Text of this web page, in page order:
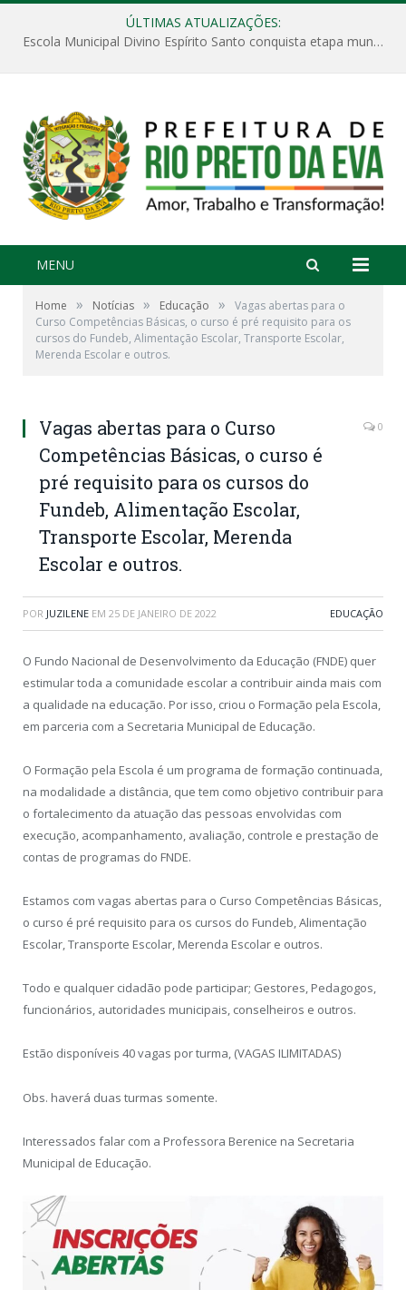
ÚLTIMAS ATUALIZAÇÕES:
Escola Municipal Divino Espírito Santo conquista etapa municipal da V Feira Amazonense de Matemática
MENU
Home » Notícias » Educação »
Vagas abertas para o
Curso Competências Básicas, o curso é pré requisito para os
cursos do Fundeb, Alimentação Escolar, Transporte Escolar,
Merenda Escolar e outros.
Vagas abertas para o Curso
Competências Básicas, o curso é
pré requisito para os cursos do
Fundeb, Alimentação Escolar,
Transporte Escolar, Merenda
Escolar e outros.
0
POR JUZILENE EM 25 DE JANEIRO DE 2022 EDUCAÇÃO
O Fundo Nacional de Desenvolvimento da Educação (FNDE) quer
estimular toda a comunidade escolar a contribuir ainda mais com
a qualidade na educação. Por isso, criou o Formação pela Escola,
em parceria com a Secretaria Municipal de Educação.
O Formação pela Escola é um programa de formação continuada,
na modalidade a distância, que tem como objetivo contribuir para
o fortalecimento da atuação das pessoas envolvidas com
execução, acompanhamento, avaliação, controle e prestação de
contas de programas do FNDE.
Estamos com vagas abertas para o Curso Competências Básicas,
o curso é pré requisito para os cursos do Fundeb, Alimentação
Escolar, Transporte Escolar, Merenda Escolar e outros.
Todo e qualquer cidadão pode participar; Gestores, Pedagogos,
funcionários, autoridades municipais, conselheiros e outros.
Estão disponíveis 40 vagas por turma, (VAGAS ILIMITADAS)
Obs. haverá duas turmas somente.
Interessados falar com a Professora Berenice na Secretaria
Municipal de Educação.